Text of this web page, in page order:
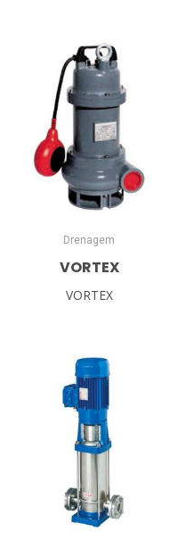
Drenagem
VORTEX
VORTEX